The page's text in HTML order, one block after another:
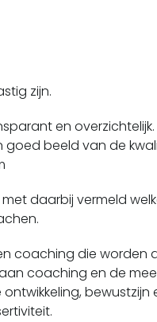
zijn.
en
goed beeld van de
daarbij vermeld
coaching die worden
coaching en de
bewustzijn